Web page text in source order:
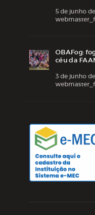
5 de junho
OBAFog:
céu da
3 de junho